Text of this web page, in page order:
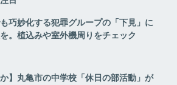
巧妙化する犯罪グループの「下見」に
。植込みや室外機周りをチェック
か】丸亀市の中学校「休日の部活動」が